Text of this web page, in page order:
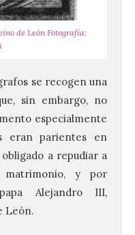
de León Fotografía:
se recogen una
sin embargo, no
especialmente
eran parientes en
a repudiar a
y por
Alejandro III,
León.